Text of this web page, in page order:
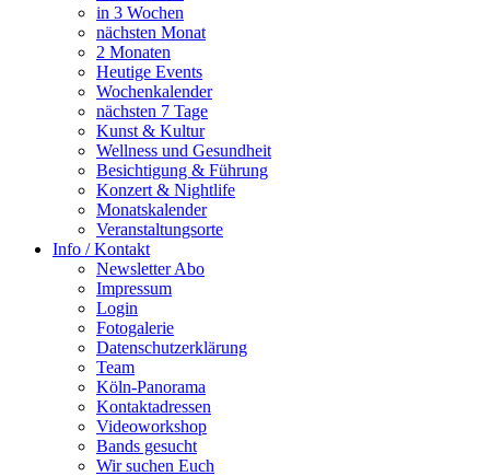
in 3 Wochen
nächsten Monat
2 Monaten
Heutige Events
Wochenkalender
nächsten 7 Tage
Kunst & Kultur
Wellness und Gesundheit
Besichtigung & Führung
Konzert & Nightlife
Monatskalender
Veranstaltungsorte
Info / Kontakt
Newsletter Abo
Impressum
Login
Fotogalerie
Datenschutzerklärung
Team
Köln-Panorama
Kontaktadressen
Videoworkshop
Bands gesucht
Wir suchen Euch